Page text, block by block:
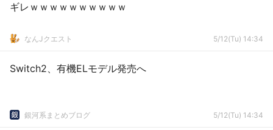
ギレｗｗｗｗｗｗｗｗｗｗ
なんJクエスト 5/12(Tu) 14:34
Switch2、有機ELモデル発売へ
銀河系まとめブログ 5/12(Tu) 14:34